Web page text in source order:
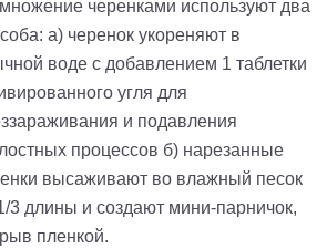
черенками используют два
а) черенок укореняют в
воде с добавлением 1 таблетки
угля для
и подавления
процессов б) нарезанные
высаживают во влажный песок
3 длины и создают мини-парничок,
пленкой.